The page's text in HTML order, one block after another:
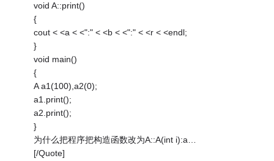
void A::print()
{
cout < <a < <":" < <b < <":" < <r < <endl;
}
void main()
{
A a1(100),a2(0);
a1.print();
a2.print();
}
为什么把程序把构造函数改为A::A(int i):a…
[/Quote]